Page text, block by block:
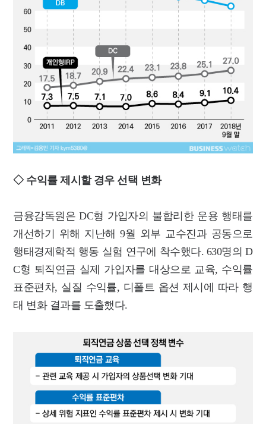
◇ 수익률 제시할 경우 선택 변화
금융감독원은 DC형 가입자의 불합리한 운용 행태를
개선하기 위해 지난해 9월 외부 교수진과 공동으로
행태경제학적 행동 실험 연구에 착수했다. 630명의 D
C형 퇴직연금 실제 가입자를 대상으로 교육, 수익률
표준편차, 실질 수익률, 디폴트 옵션 제시에 따라 행
태 변화 결과를 도출했다.